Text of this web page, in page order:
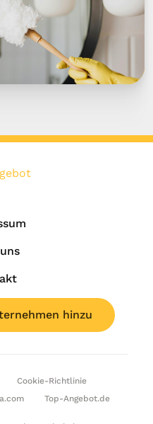
hinzu
Cookie-Richtlinie
Top-Angebot.de